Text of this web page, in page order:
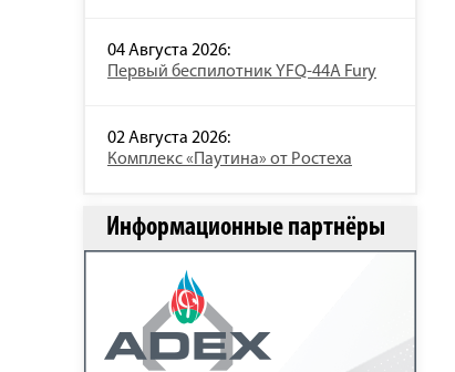
04 Августа 2026:
Первый беспилотник YFQ-44A Fury
02 Августа 2026:
Комплекс «Паутина» от Ростеха
Информационные партнёры